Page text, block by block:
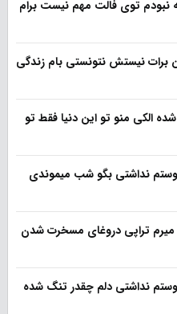
نبودم توی فالت مهم نیست برام
برات نیستش نتونستی بام زندگی
الکی منو تو این دنیا فقط تو
دوستم نداشتی بگو شب میموندی
میرم تراپی دروغای مسخرت شدن
نداشتی دلم چقدر تنگ شده